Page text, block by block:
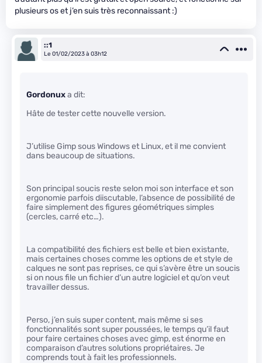
plusieurs os et j’en suis très reconnaissant :)
::1
Le 01/02/2023 à 03h12
Gordonuxa dit:
Hâte de tester cette nouvelle version.
J’utilise Gimp sous Windows et Linux, et il me convient
dans beaucoup de situations.
Son principal soucis reste selon moi son interface et son
ergonomie parfois diiscutable, l’absence de possibilité de
faire simplement des figures géométriques simples
(cercles, carré etc…).
La compatibilité des fichiers est belle et bien existante,
mais certaines choses comme les options de et style de
calques ne sont pas reprises, ce qui s’avère être un soucis
si on nous file un fichier d’un autre logiciel et qu’on veut
travailler dessus.
Perso, j’en suis super content, mais même si ses
fonctionnalités sont super poussées, le temps qu’il faut
pour faire certaines choses avec gimp, est énorme en
comparaison d’autres solutions propriétaires. Je
comprends tout à fait les professionnels.